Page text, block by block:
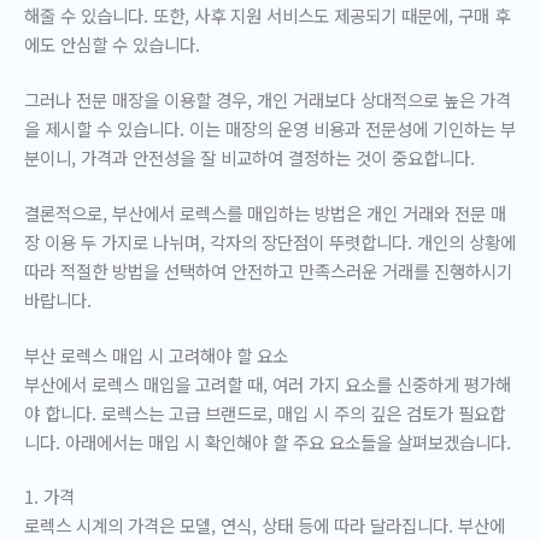
해줄 수 있습니다. 또한, 사후 지원 서비스도 제공되기 때문에, 구매 후
에도 안심할 수 있습니다.
그러나 전문 매장을 이용할 경우, 개인 거래보다 상대적으로 높은 가격
을 제시할 수 있습니다. 이는 매장의 운영 비용과 전문성에 기인하는 부
분이니, 가격과 안전성을 잘 비교하여 결정하는 것이 중요합니다.
결론적으로, 부산에서 로렉스를 매입하는 방법은 개인 거래와 전문 매
장 이용 두 가지로 나뉘며, 각자의 장단점이 뚜렷합니다. 개인의 상황에
따라 적절한 방법을 선택하여 안전하고 만족스러운 거래를 진행하시기
바랍니다.
부산 로렉스 매입 시 고려해야 할 요소
부산에서 로렉스 매입을 고려할 때, 여러 가지 요소를 신중하게 평가해
야 합니다. 로렉스는 고급 브랜드로, 매입 시 주의 깊은 검토가 필요합
니다. 아래에서는 매입 시 확인해야 할 주요 요소들을 살펴보겠습니다.
1. 가격
로렉스 시계의 가격은 모델, 연식, 상태 등에 따라 달라집니다. 부산에